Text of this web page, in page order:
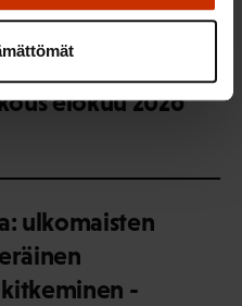
elokuu 2026
ulkomaisten
-